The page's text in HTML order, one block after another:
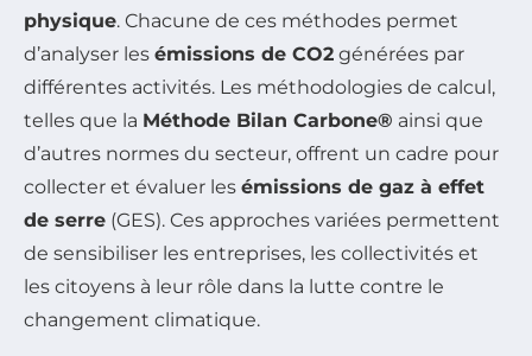
physique. Chacune de ces méthodes permet
d’analyser les émissions de CO2 générées par
différentes activités. Les méthodologies de calcul,
telles que la Méthode Bilan Carbone® ainsi que
d’autres normes du secteur, offrent un cadre pour
collecter et évaluer les émissions de gaz à effet
de serre (GES). Ces approches variées permettent
de sensibiliser les entreprises, les collectivités et
les citoyens à leur rôle dans la lutte contre le
changement climatique.